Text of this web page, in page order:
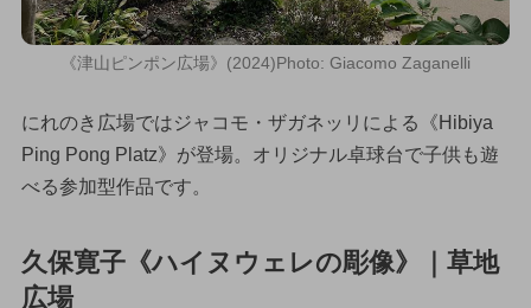
《津山ピンポン広場》(2024)Photo: Giacomo Zaganelli
にれのき広場ではジャコモ・ザガネッリによる《Hibiya
Ping Pong Platz》が登場。オリジナル卓球台で子供も遊
べる参加型作品です。
久保寛子《ハイヌウェレの彫像》｜草地
広場